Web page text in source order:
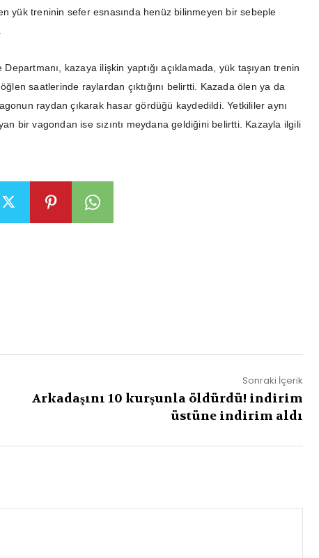
yük treninin sefer esnasında henüz bilinmeyen bir sebeple
kazaya ilişkin yaptığı açıklamada, yük taşıyan trenin
saatlerinde raylardan çıktığını belirtti. Kazada ölen ya da
raydan çıkarak hasar gördüğü kaydedildi. Yetkililer aynı
bir vagondan ise sızıntı meydana geldiğini belirtti. Kazayla ilgili
Sonraki İçerik
Arkadaşını 10 kurşunla öldürdü! indirim
üstüne indirim aldı